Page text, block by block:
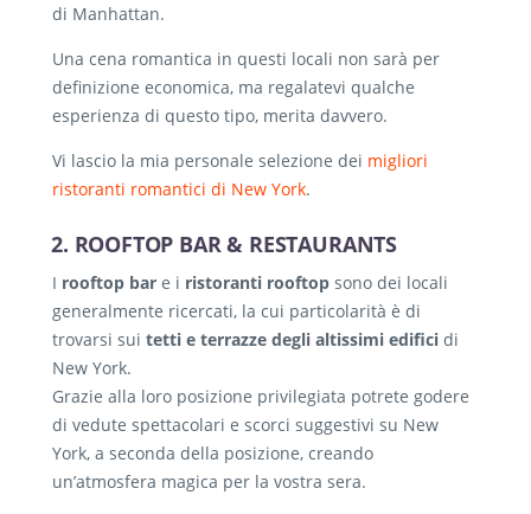
di Manhattan.
Una cena romantica in questi locali non sarà per
definizione economica, ma regalatevi qualche
esperienza di questo tipo, merita davvero.
Vi lascio la mia personale selezione dei migliori
ristoranti romantici di New York.
2. ROOFTOP BAR & RESTAURANTS
I rooftop bar e i ristoranti rooftop sono dei locali
generalmente ricercati, la cui particolarità è di
trovarsi sui tetti e terrazze degli altissimi edifici di
New York.
Grazie alla loro posizione privilegiata potrete godere
di vedute spettacolari e scorci suggestivi su New
York, a seconda della posizione, creando
un’atmosfera magica per la vostra sera.